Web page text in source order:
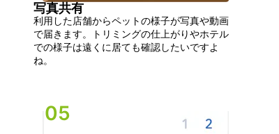
写真共有
利用した店舗からペットの様子が写真や動画
で届きます。トリミングの仕上がりやホテル
での様子は遠くに居ても確認したいですよ
ね。
05